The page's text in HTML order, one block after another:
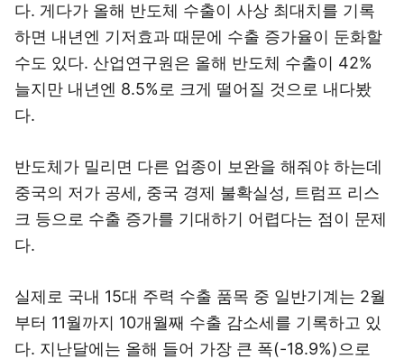
다. 게다가 올해 반도체 수출이 사상 최대치를 기록
하면 내년엔 기저효과 때문에 수출 증가율이 둔화할
수도 있다. 산업연구원은 올해 반도체 수출이 42%
늘지만 내년엔 8.5%로 크게 떨어질 것으로 내다봤
다.
반도체가 밀리면 다른 업종이 보완을 해줘야 하는데
중국의 저가 공세, 중국 경제 불확실성, 트럼프 리스
크 등으로 수출 증가를 기대하기 어렵다는 점이 문제
다.
실제로 국내 15대 주력 수출 품목 중 일반기계는 2월
부터 11월까지 10개월째 수출 감소세를 기록하고 있
다. 지난달에는 올해 들어 가장 큰 폭(-18.9%)으로